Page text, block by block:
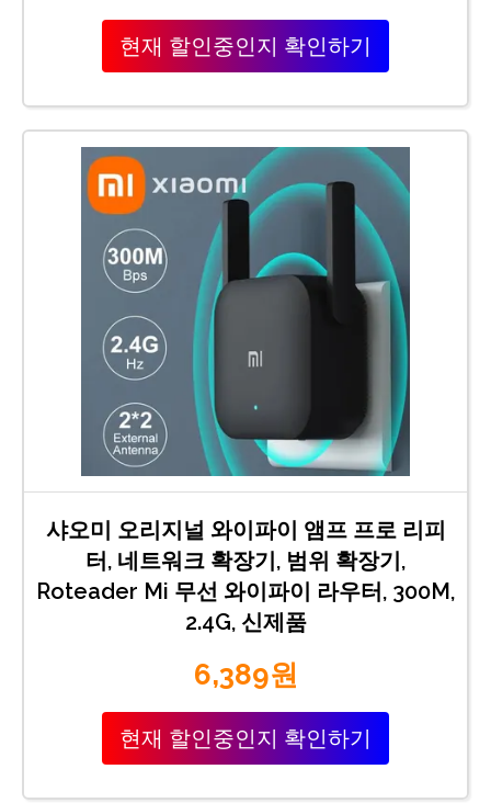
현재 할인중인지 확인하기
샤오미 오리지널 와이파이 앰프 프로 리피
터, 네트워크 확장기, 범위 확장기,
Roteader Mi 무선 와이파이 라우터, 300M,
2.4G, 신제품
6,389원
현재 할인중인지 확인하기